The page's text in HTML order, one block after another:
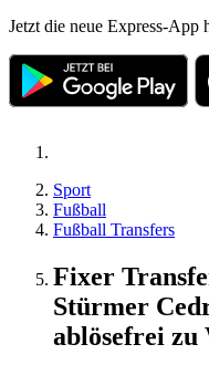
Jetzt die neue Express-App
Sport
Fußball
Fußball Transfers
Fixer
Stürmer
ablösefrei zu